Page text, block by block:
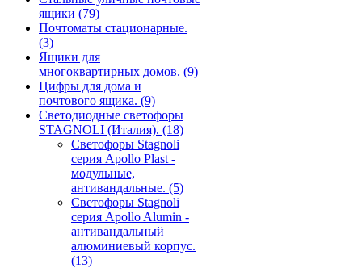
ящики (79)
Почтоматы стационарные.
(3)
Ящики для
многоквартирных домов. (9)
Цифры для дома и
почтового ящика. (9)
Светодиодные светофоры
STAGNOLI (Италия). (18)
Светофоры Stagnoli
серия Apollo Plast -
модульные,
антивандальные. (5)
Светофоры Stagnoli
серия Apollo Alumin -
антивандальный
алюминиевый корпус.
(13)